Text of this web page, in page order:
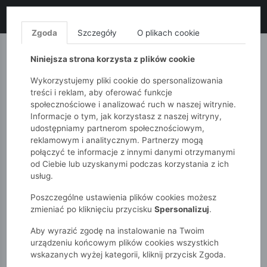
MONNARI QUIOSQUE
51015kids
Dziewczynki 2-7 lat
Szorty dziewczęce w kwiaty
Zgoda Szczegóły O plikach cookie
Niniejsza strona korzysta z plików cookie
Wykorzystujemy pliki cookie do spersonalizowania
treści i reklam, aby oferować funkcje
społecznościowe i analizować ruch w naszej witrynie.
Informacje o tym, jak korzystasz z naszej witryny,
udostępniamy partnerom społecznościowym,
reklamowym i analitycznym. Partnerzy mogą
połączyć te informacje z innymi danymi otrzymanymi
od Ciebie lub uzyskanymi podczas korzystania z ich
usług.
Poszczególne ustawienia plików cookies możesz
zmieniać po kliknięciu przycisku Spersonalizuj.
Aby wyrazić zgodę na instalowanie na Twoim
urządzeniu końcowym plików cookies wszystkich
wskazanych wyżej kategorii, kliknij przycisk Zgoda.